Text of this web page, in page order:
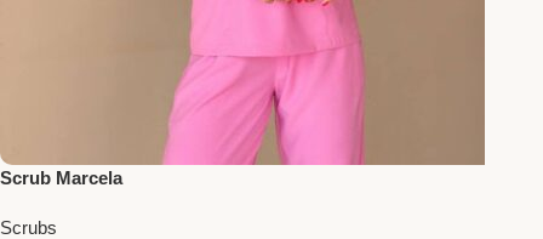
Scrub Marcela
Scrubs